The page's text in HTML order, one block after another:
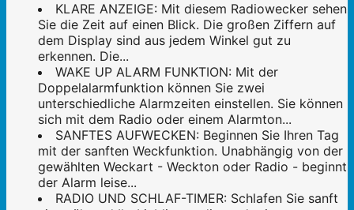
KLARE ANZEIGE: Mit diesem Radiowecker sehen
Sie die Zeit auf einen Blick. Die großen Ziffern auf
dem Display sind aus jedem Winkel gut zu
erkennen. Die...
WAKE UP ALARM FUNKTION: Mit der
Doppelalarmfunktion können Sie zwei
unterschiedliche Alarmzeiten einstellen. Sie können
sich mit dem Radio oder einem Alarmton...
SANFTES AUFWECKEN: Beginnen Sie Ihren Tag
mit der sanften Weckfunktion. Unabhängig von der
gewählten Weckart - Weckton oder Radio - beginnt
der Alarm leise...
RADIO UND SCHLAF-TIMER: Schlafen Sie sanft